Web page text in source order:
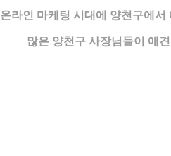
온라인 마케팅 시대에 양천구에
많은 양천구 사장님들이 애